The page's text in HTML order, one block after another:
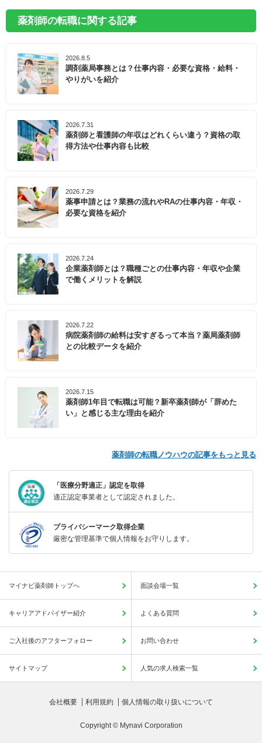
薬剤師の転職に関する記事
2026.8.5
調剤薬局事務とは？仕事内容・必要な資格・給料・
やりがいを紹介
2026.7.31
薬剤師と看護師の年収はどれくらい違う？資格の取
得方法や仕事内容も比較
2026.7.29
薬事申請とは？業務の流れやRAの仕事内容・年収・
必要な資格を紹介
2026.7.24
企業薬剤師とは？職種ごとの仕事内容・年収や企業
で働くメリットを解説
2026.7.22
病院薬剤師の給料は安すぎるって本当？薬局薬剤師
との比較データを紹介
2026.7.15
薬剤師1年目で転職は可能？新卒薬剤師が「辞めた
い」と感じる主な理由を紹介
薬剤師の転職ノウハウの記事をもっと見る
「医療分野適正」認定を取得
適正認定事業者として認定されました。
プライバシーマーク取得企業
厳密な管理基準で個人情報をお守りします。
マイナビ薬剤師トップへ 面談会場一覧
キャリアアドバイザー紹介 よくある質問
ご入社後のアフターフォロー お問い合わせ
サイトマップ 人気の求人検索一覧
会社概要 利用規約 個人情報の取り扱いについて
Copyright © Mynavi Corporation